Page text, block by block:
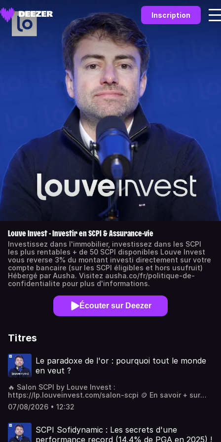
Inscription
Louve Invest - Investir en SCPI & Assurance-vie
Investissez dans l'immobilier, investissez dans les SCPI
les plus rentables + de 50 SCPI disponibles Louve Invest
vous reverse 3% du montant investi directement sur votre
compte bancaire (sur les SCPI éligibles et hors usufruit)
Hébergé par Ausha. Visitez ausha.co/fr/politique-de-
confidentialite pour plus d'informations.
Écouter sur Deezer
Titres
Le paradoxe de l'or : pourquoi tout le monde
en veut ?
🔥 Salon SCPI by Louve Invest :
https://lp.louveinvest.com/salon-scpi 🪙 En savoir + sur
l'Amundi Physical Gold ETC :
https://url.louveinvest.com/link/s/Xhpg77 🔗 Découvrez
Rendez-vous gratuit avec un conseiller :
https://url.louveinvest.com/link/s/73wFV8 L'or a franchi
07/08/2026 • 12:32
SCPI Sofidynamic : Les secrets d'une
performance record (14,4% de PGA en 2025) !